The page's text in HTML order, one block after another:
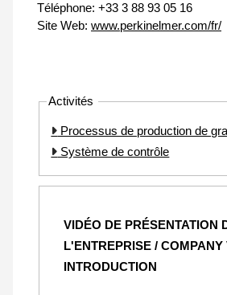
Téléphone: +33 3 88 93 05 16
Site Web: www.perkinelmer.com/fr/
Activités
Processus de production de
Système de contrôle
VIDÉO DE PRÉSENTATION
L'ENTREPRISE / COMPANY
INTRODUCTION